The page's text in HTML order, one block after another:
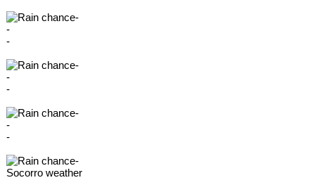
-
-
-
-
-
-
-
-
-
-
Socorro weather